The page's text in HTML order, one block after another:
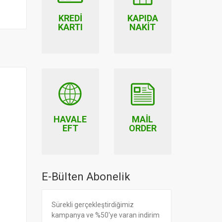
KREDI
KARTI
KAPIDA
NAKIT
HAVALE
EFT
MAIL
ORDER
E-Bülten Abonelik
Sürekli gerçekleştirdiğimiz
kampanya ve %50'ye varan indirim